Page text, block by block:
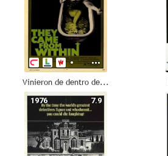
Vinieron de dentro de...
7.9
1976